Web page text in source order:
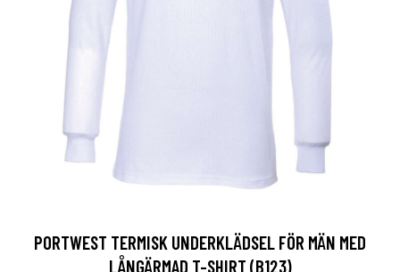
PORTWEST TERMISK UNDERKLÄDSEL FÖR MÄN MED
LÅNGÄRMAD T-SHIRT (B123)